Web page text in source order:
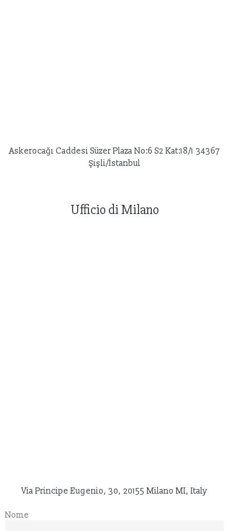
Askerocağı Caddesi Süzer Plaza No:6 S2 Kat:18/1 34367
Şişli/İstanbul
Ufficio di Milano
Via Principe Eugenio, 30, 20155 Milano MI, Italy
Nome